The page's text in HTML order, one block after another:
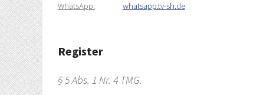
WhatsApp:
whatsapp.tv-sh.de
Register
§ 5 Abs. 1 Nr. 4 TMG.